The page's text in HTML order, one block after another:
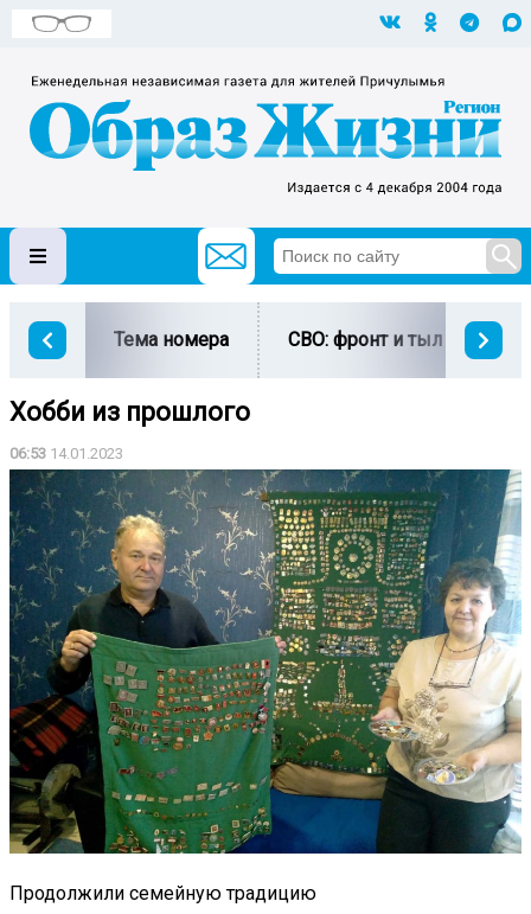
Тема номера СВО: фронт и тыл
Хобби из прошлого
06:53 14.01.2023
Продолжили семейную традицию